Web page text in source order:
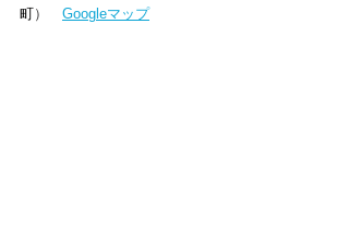
町） Googleマップ